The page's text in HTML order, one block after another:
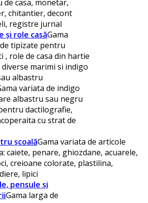
de casa, monetar,
chitantier, decont
registre jurnal
și role casăGama
tipizate pentru
, role de casa din hartie
marimi si indigo
albastru
variata de indigo
albastru sau negru
dactilografie,
cu strat de
școalăGama variata de articole
caiete, penare, ghiozdane, acuarele,
creioane colorate, plastilina,
lipici
pensule și
Gama larga de